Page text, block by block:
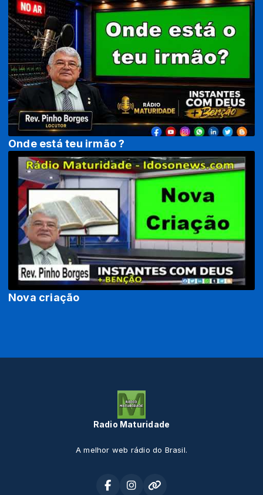
Onde está teu irmão ?
Nova criação
Radio Maturidade
A melhor web rádio do Brasil.